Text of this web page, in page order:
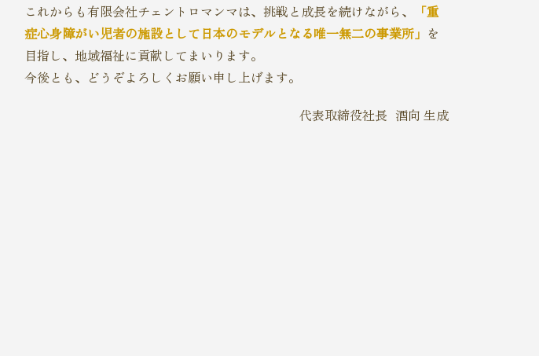
これからも有限会社チェントロマンマは、挑戦と成長を続けながら、
「重
症心身障がい児者の施設として日本のモデルとなる唯一無二の事業所」 を
目指し、地域福祉に貢献してまいります。
今後とも、どうぞよろしくお願い申し上げます。
​代表取締役社長 酒向 生成